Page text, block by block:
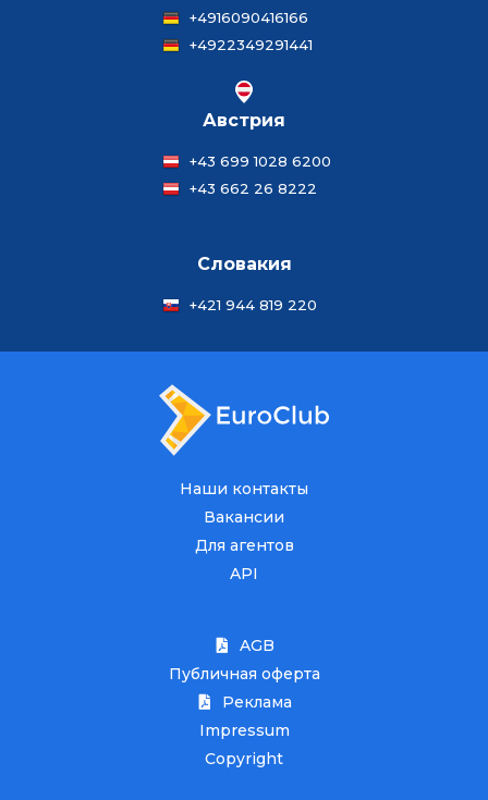
+4916090416166
+4922349291441
Австрия
+43 699 1028 6200
+43 662 26 8222
Словакия
+421 944 819 220
Наши контакты
Вакансии
Для агентов
API
AGB
Публичная оферта
Реклама
Impressum
Copyright